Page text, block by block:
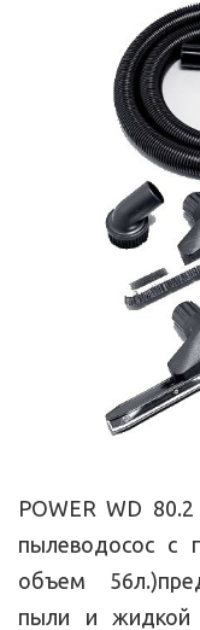
POWER WD
пылеводосос с
объем
пыли и жидкой